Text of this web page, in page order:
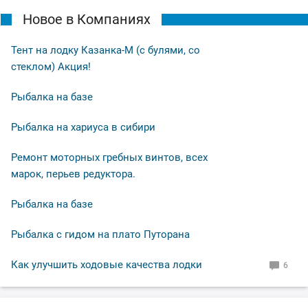
Новое в Компаниях
Тент на лодку Казанка-М (с булями, со
стеклом) Акция!
Рыбалка на базе
Рыбалка на хариуса в сибири
Ремонт моторных гребных винтов, всех
марок, перьев редуктора.
Рыбалка на базе
Рыбалка с гидом на плато Путорана
Как улучшить ходовые качества лодки 6